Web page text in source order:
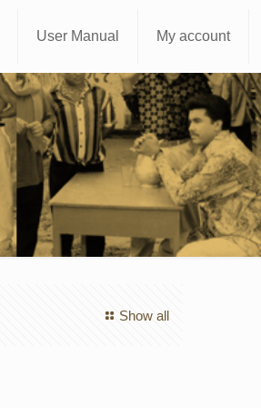
User Manual My account
Show all